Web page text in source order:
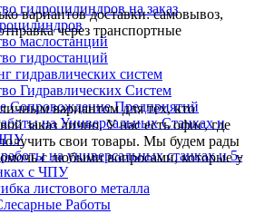
гидроцилиндров на заказ
маслостанций
гидростанций
гидравлических систем
Гидравлических Систем
Сопровождение Предприятий
на Универсальных Станках и
на универсальных станках и 5-
с ЧПУ
листового металла
Работы
вариантов доставки: самовывоз,
через транспортные
вариантом для тех, кто
заказ лично. У нас есть офис, где
свои товары. Мы будем рады
с любыми вопросами, которые у